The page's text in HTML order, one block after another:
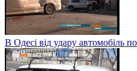
В Одесі від удару автомобіль